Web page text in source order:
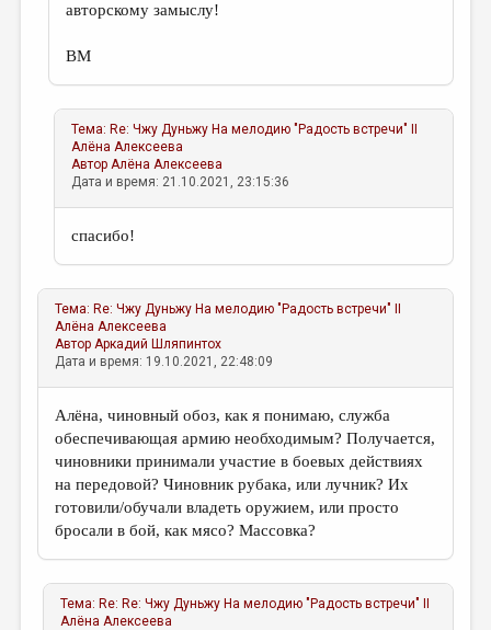
авторскому замыслу!
ВМ
Тема: Re: Чжу Дуньжу На мелодию "Радость встречи" II
Алёна Алексеева
АвторАлёна Алексеева
Дата и время: 21.10.2021, 23:15:36
спасибо!
Тема: Re: Чжу Дуньжу На мелодию "Радость встречи" II
Алёна Алексеева
АвторАркадий Шляпинтох
Дата и время: 19.10.2021, 22:48:09
Алёна, чиновный обоз, как я понимаю, служба
обеспечивающая армию необходимым? Получается,
чиновники принимали участие в боевых действиях
на передовой? Чиновник рубака, или лучник? Их
готовили/обучали владеть оружием, или просто
бросали в бой, как мясо? Массовка?
Тема: Re: Re: Чжу Дуньжу На мелодию "Радость встречи" II
Алёна Алексеева